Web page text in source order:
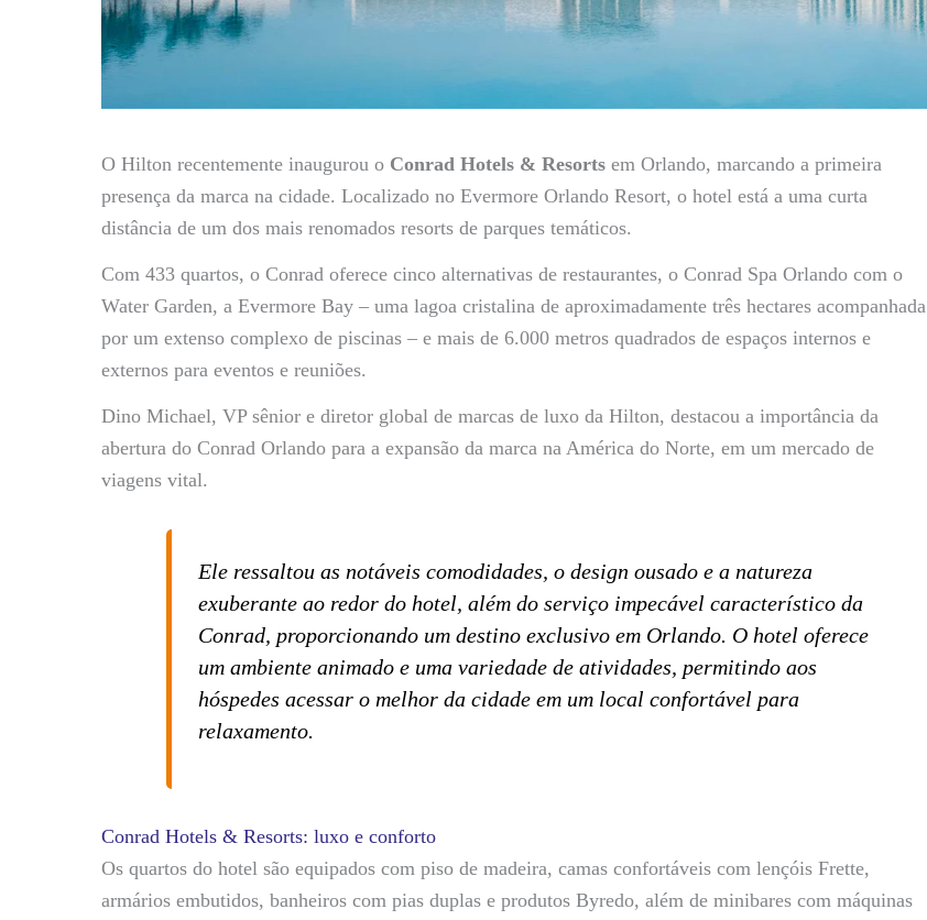
O Hilton recentemente inaugurou o Conrad Hotels & Resorts em Orlando, marcando a primeira
presença da marca na cidade. Localizado no Evermore Orlando Resort, o hotel está a uma curta
distância de um dos mais renomados resorts de parques temáticos.
Com 433 quartos, o Conrad oferece cinco alternativas de restaurantes, o Conrad Spa Orlando com o
Water Garden, a Evermore Bay – uma lagoa cristalina de aproximadamente três hectares acompanhada
por um extenso complexo de piscinas – e mais de 6.000 metros quadrados de espaços internos e
externos para eventos e reuniões.
Dino Michael, VP sênior e diretor global de marcas de luxo da Hilton, destacou a importância da
abertura do Conrad Orlando para a expansão da marca na América do Norte, em um mercado de
viagens vital.
Ele ressaltou as notáveis comodidades, o design ousado e a natureza
exuberante ao redor do hotel, além do serviço impecável característico da
Conrad, proporcionando um destino exclusivo em Orlando. O hotel oferece
um ambiente animado e uma variedade de atividades, permitindo aos
hóspedes acessar o melhor da cidade em um local confortável para
relaxamento.
Conrad Hotels & Resorts: luxo e conforto
Os quartos do hotel são equipados com piso de madeira, camas confortáveis com lençóis Frette,
armários embutidos, banheiros com pias duplas e produtos Byredo, além de minibares com máquinas